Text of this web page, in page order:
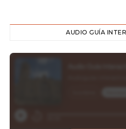
AUDIO GUÍA